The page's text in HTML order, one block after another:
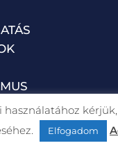
használatához
Elfogadom